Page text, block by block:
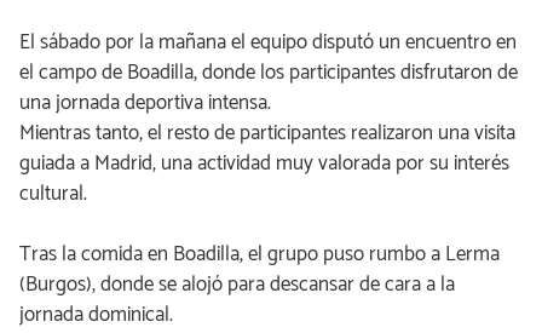
El sábado por la mañana el equipo disputó un encuentro en
el campo de Boadilla, donde los participantes disfrutaron de
una jornada deportiva intensa.
Mientras tanto, el resto de participantes realizaron una visita
guiada a Madrid, una actividad muy valorada por su interés
cultural.
Tras la comida en Boadilla, el grupo puso rumbo a Lerma
(Burgos), donde se alojó para descansar de cara a la
jornada dominical.